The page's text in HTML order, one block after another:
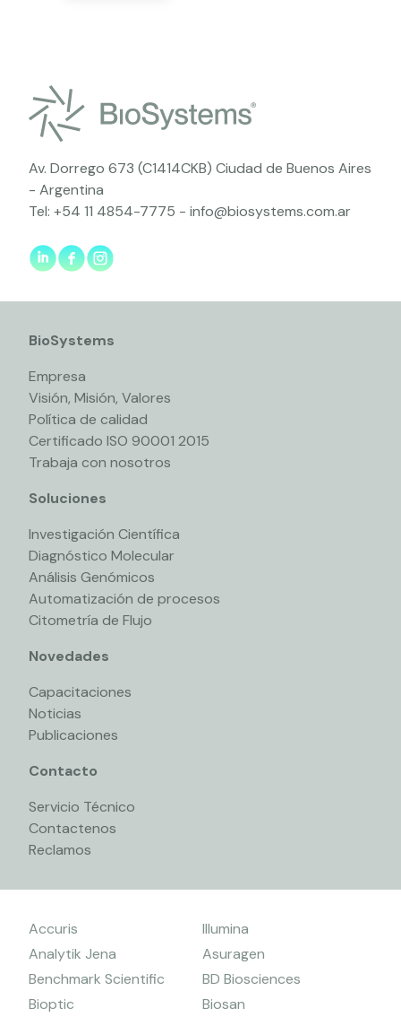
Av. Dorrego 673 (C1414CKB) Ciudad de Buenos Aires
- Argentina
Tel: +54 11 4854-7775 - info@biosystems.com.ar
BioSystems
Empresa
Visión, Misión, Valores
Política de calidad
Certificado ISO 90001 2015
Trabaja con nosotros
Soluciones
Investigación Científica
Diagnóstico Molecular
Análisis Genómicos
Automatización de procesos
Citometría de Flujo
Novedades
Capacitaciones
Noticias
Publicaciones
Contacto
Servicio Técnico
Contactenos
Reclamos
Accuris
Illumina
Analytik Jena
Asuragen
Benchmark Scientific
BD Biosciences
Bioptic
Biosan